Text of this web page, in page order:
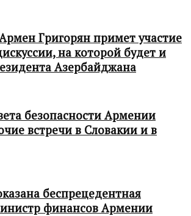
Григорян примет участие
на которой будет и
Азербайджана
безопасности Армении
встречи в Словакии и в
беспрецедентная
финансов Армении